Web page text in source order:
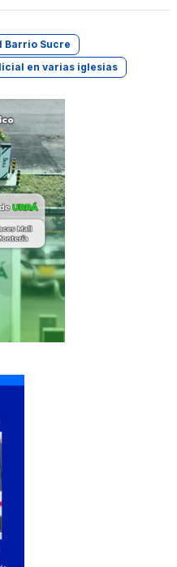
Barrio Sucre
en varias iglesias